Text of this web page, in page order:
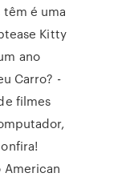
é uma
Kitty
ano
Carro? -
filmes
American